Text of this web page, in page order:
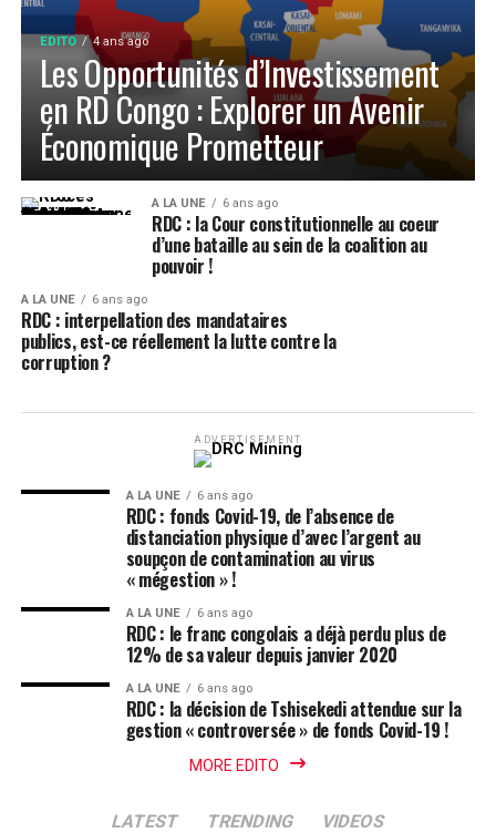
EDITO 4 ans ago
Les Opportunités d’Investissement
en RD Congo : Explorer un Avenir
Économique Prometteur
A LA UNE 6 ans ago
RDC : la Cour constitutionnelle au coeur
d’une bataille au sein de la coalition au
pouvoir !
A LA UNE 6 ans ago
RDC : interpellation des mandataires
publics, est-ce réellement la lutte contre la
corruption ?
ADVERTISEMENT
A LA UNE 6 ans ago
RDC : fonds Covid-19, de l’absence de
distanciation physique d’avec l’argent au
soupçon de contamination au virus
« mégestion » !
A LA UNE 6 ans ago
RDC : le franc congolais a déjà perdu plus de
12% de sa valeur depuis janvier 2020
A LA UNE 6 ans ago
RDC : la décision de Tshisekedi attendue sur la
gestion « controversée » de fonds Covid-19 !
MORE EDITO
LATEST TRENDING VIDEOS